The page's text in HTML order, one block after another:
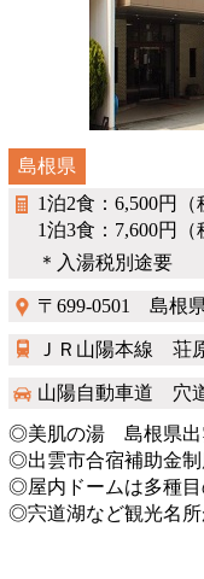
島根県
1泊2食：6,500円（
1泊3食：7,600円（
＊入湯税別途要
〒699-0501 島根
ＪＲ山陽本線 荘
山陽自動車道 穴
◎美肌の湯 島根県出
◎出雲市合宿補助金制
◎屋内ドームは多種目
◎宍道湖など観光名所